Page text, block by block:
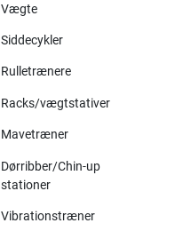
Vægte
Siddecykler
Rulletrænere
Racks/vægtstativer
Mavetræner
Dørribber/Chin-up
stationer
Vibrationstræner